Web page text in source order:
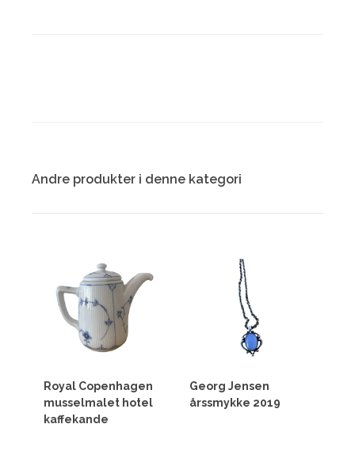
Andre produkter i denne kategori
Royal Copenhagen
musselmalet hotel
kaffekande
Georg Jensen
årssmykke 2019